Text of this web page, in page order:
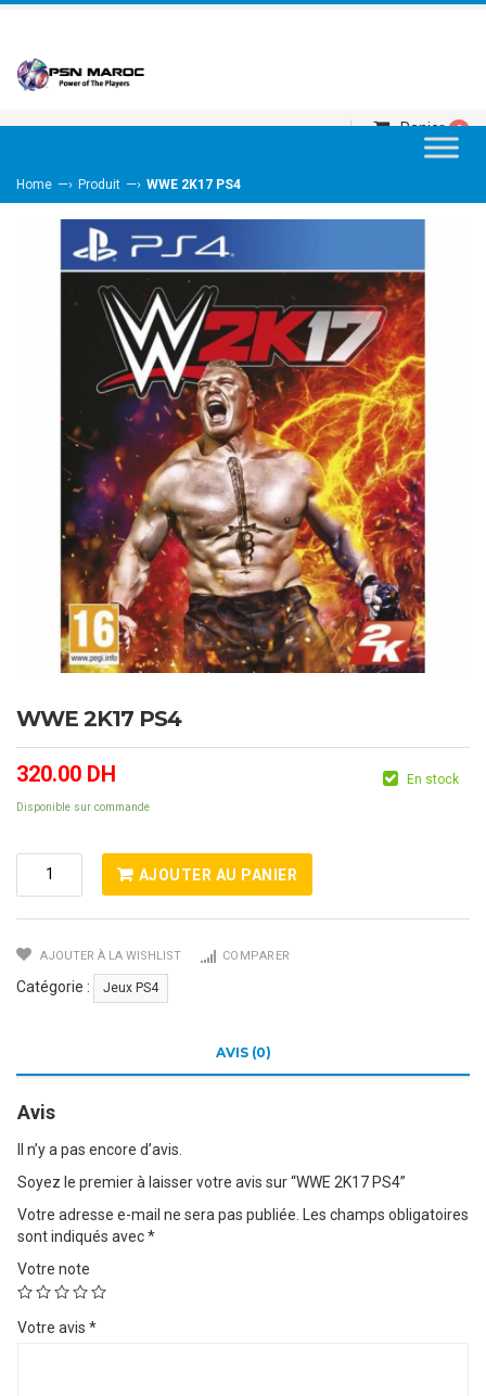
Panier 0
Home —› Produit —› WWE 2K17 PS4
WWE 2K17 PS4
320.00 DH En stock
Disponible sur commande
Quantité
De
WWE
PS4
AJOUTER AU PANIER
AJOUTER À LA WISHLIST COMPARER
Catégorie : Jeux PS4
AVIS (0)
Avis
Il n’y a pas encore d’avis.
Soyez le premier à laisser votre avis sur “WWE 2K17 PS4”
Votre adresse e-mail ne sera pas publiée. Les champs obligatoires
sont indiqués avec*
Votre note
Votre avis *